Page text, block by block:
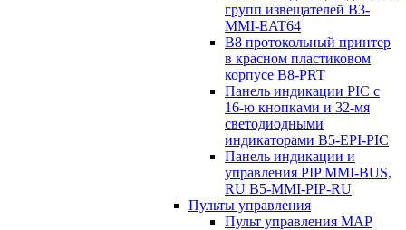
групп извещателей B3-
MMI-EAT64
B8 протокольный принтер
в красном пластиковом
корпусе B8-PRT
Панель индикации PIC с
16-ю кнопками и 32-мя
светодиодными
индикаторами B5-EPI-PIC
Панель индикации и
управления PIP MMI-BUS,
RU B5-MMI-PIP-RU
Пульты управления
Пульт управления MAP